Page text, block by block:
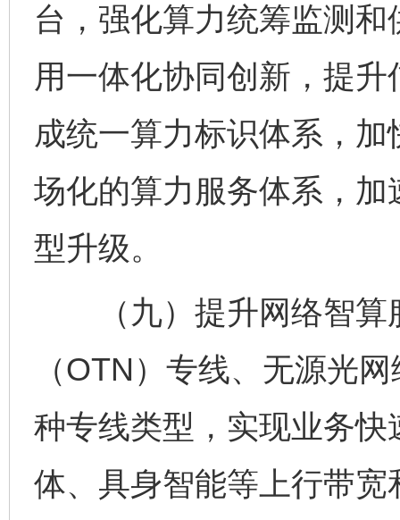
台，强化算力统筹监测
用一体化协同创新，提
成统一算力标识体系，
场化的算力服务体系，
型升级。
（九）提升网络智算
（OTN）专线、无源光
种专线类型，实现业务
体、具身智能等上行带